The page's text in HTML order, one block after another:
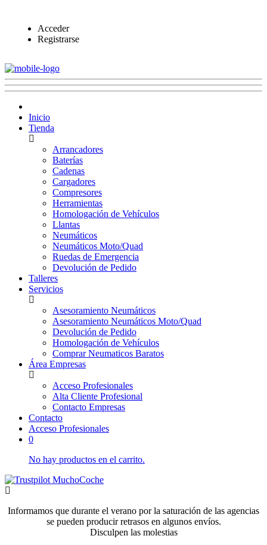
Acceder
Registrarse
Inicio
Tienda
Arrancadores
Baterías
Cadenas
Cargadores
Compresores
Herramientas
Homologación de Vehículos
Llantas
Neumáticos
Neumáticos Moto/Quad
Ruedas de Emergencia
Devolución de Pedido
Talleres
Servicios
Asesoramiento Neumáticos
Asesoramiento Neumáticos Moto/Quad
Devolución de Pedido
Homologación de Vehículos
Comprar Neumaticos Baratos
Área Empresas
Acceso Profesionales
Alta Cliente Profesional
Contacto Empresas
Contacto
Acceso Profesionales
0
No hay productos en el carrito.
Informamos que durante el verano por la saturación de las agencias
se pueden producir retrasos en algunos envíos.
Disculpen las molestias